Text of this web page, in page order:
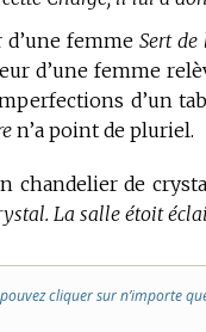
d’une femmeSert de
d’une femme
d’un
n’a point de pluriel.
chandelier de
La salle étoit
cliquer sur n’importe